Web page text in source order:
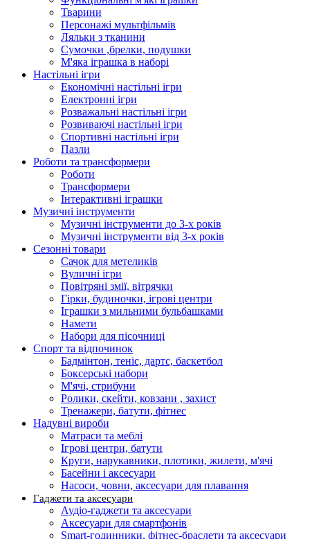
Тварини
Персонажі мультфільмів
Ляльки з тканини
Сумочки ,брелки, подушки
М'яка іграшка в наборі
Настільні ігри
Економічні настільні ігри
Електронні ігри
Розважальні настільні ігри
Розвиваючі настільні ігри
Спортивні настільні ігри
Пазли
Роботи та трансформери
Роботи
Трансформери
Інтерактивні іграшки
Музичні інструменти
Музичні інструменти до 3-х років
Музичні інструменти від 3-х років
Сезонні товари
Сачок для метеликів
Вуличні ігри
Повітряні змії, вітрячки
Гірки, будиночки, ігрові центри
Іграшки з мильними бульбашками
Намети
Набори для пісочниці
Спорт та відпочинок
Бадмінтон, теніс, дартс, баскетбол
Боксерські набори
М'ячі, стрибуни
Ролики, скейти, ковзани , захист
Тренажери, батути, фітнес
Надувні вироби
Матраси та меблі
Ігрові центри, батути
Круги, нарукавники, плотики, жилети, м'ячі
Басейни і аксесуари
Насоси, човни, аксесуари для плавання
Гаджети та аксесуари
Аудіо-гаджети та аксесуари
Аксесуари для смартфонів
Smart-годинники, фітнес-браслети та аксесуари